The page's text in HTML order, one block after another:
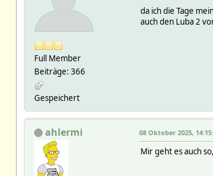
Full Member
Beiträge: 366
Gespeichert
da ich die Tage
auch den Luba 2
ahlermi 08 Oktober 2025,
Mir geht es auch